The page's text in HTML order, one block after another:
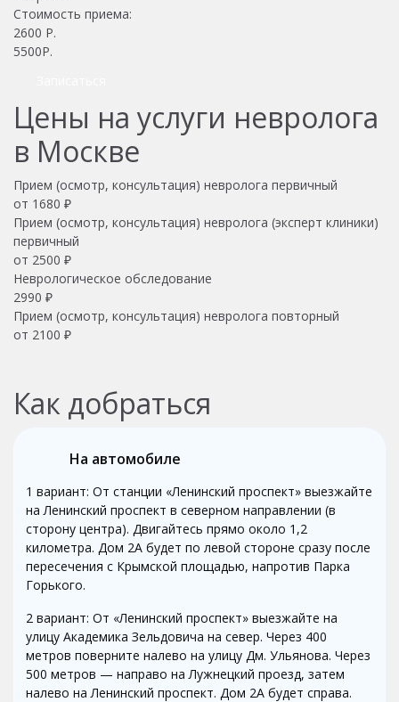
Стоимость приема:
2600 Р.
5500Р.
Цены на услуги невролога
в Москве
Прием (осмотр, консультация) невролога первичный
от 1680 ₽
Прием (осмотр, консультация) невролога (эксперт клиники)
первичный
от 2500 ₽
Неврологическое обследование
2990 ₽
Прием (осмотр, консультация) невролога повторный
от 2100 ₽
Как добраться
На автомобиле
1 вариант: От станции «Ленинский проспект» выезжайте
на Ленинский проспект в северном направлении (в
сторону центра). Двигайтесь прямо около 1,2
километра. Дом 2А будет по левой стороне сразу после
пересечения с Крымской площадью, напротив Парка
Горького.
2 вариант: От «Ленинский проспект» выезжайте на
улицу Академика Зельдовича на север. Через 400
метров поверните налево на улицу Дм. Ульянова. Через
500 метров — направо на Лужнецкий проезд, затем
налево на Ленинский проспект. Дом 2А будет справа.